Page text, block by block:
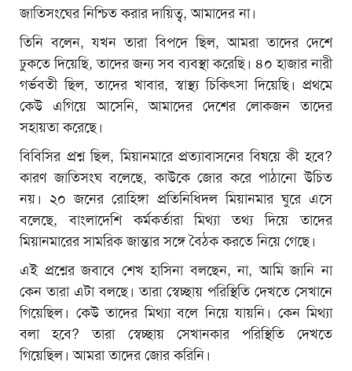
জাতিসংঘের নিশ্চিত করার দায়িত্ব, আমাদের না।
তিনি বলেন, যখন তারা বিপদে ছিল, আমরা তাদের দেশে
ঢুকতে দিয়েছি, তাদের জন্য সব ব্যবস্থা করেছি। ৪০ হাজার নারী
গর্ভবতী ছিল, তাদের খাবার, স্বাস্থ্য চিকিৎসা দিয়েছি। প্রথমে
কেউ এগিয়ে আসেনি, আমাদের দেশের লোকজন তাদের
সহায়তা করেছে।
বিবিসির প্রশ্ন ছিল, মিয়ানমারে প্রত্যাবাসনের বিষয়ে কী হবে?
কারণ জাতিসংঘ বলেছে, কাউকে জোর করে পাঠানো উচিত
নয়। ২০ জনের রোহিঙ্গা প্রতিনিধিদল মিয়ানমার ঘুরে এসে
বলেছে, বাংলাদেশি কর্মকর্তারা মিথ্যা তথ্য দিয়ে তাদের
মিয়ানমারের সামরিক জান্তার সঙ্গে বৈঠক করতে নিয়ে গেছে।
এই প্রশ্নের জবাবে শেখ হাসিনা বলছেন, না, আমি জানি না
কেন তারা এটা বলছে। তারা স্বেচ্ছায় পরিস্থিতি দেখতে সেখানে
গিয়েছিল। কেউ তাদের মিথ্যা বলে নিয়ে যায়নি। কেন মিথ্যা
বলা হবে? তারা স্বেচ্ছায় সেখানকার পরিস্থিতি দেখতে
গিয়েছিল। আমরা তাদের জোর করিনি।